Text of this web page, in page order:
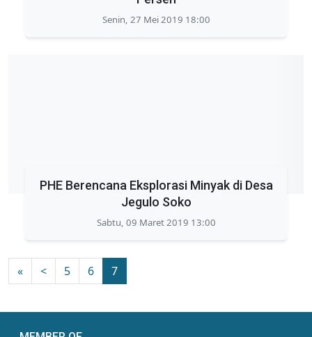
Senin, 27 Mei 2019 18:00
PHE Berencana Eksplorasi Minyak di Desa
Jegulo Soko
Sabtu, 09 Maret 2019 13:00
« < 5 6 7